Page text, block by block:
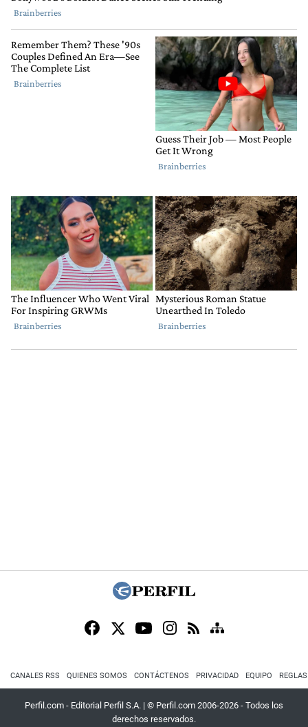
CANALES RSS QUIENES SOMOS CONTÁCTENOS PRIVACIDAD EQUIPO
Perfil.com - Editorial Perfil S.A. | © Perfil.com 2006-2026 - Todos los
derechos reservados.